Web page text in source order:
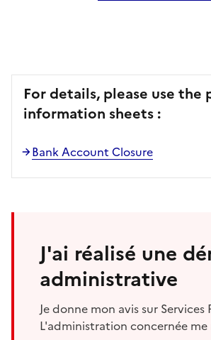
For details, please use the
information sheets :
Bank Account Closure
J'ai réalisé une
administrative
Je donne mon avis sur Services
L'administration concernée